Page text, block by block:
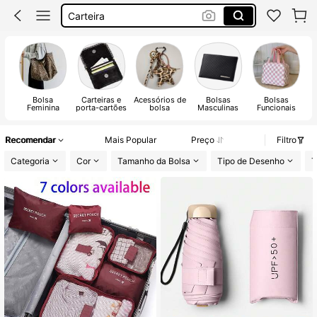
Malas Mulher
Malas
Bolsa
Feminina
Carteiras e
porta-cartões
Acessórios de
bolsa
Bolsas
Masculinas
Bolsas
Funcionais
Recomendar Mais Popular Preço
Filtro
Categoria
Cor Tamanho da Bolsa Tipo de Desenho